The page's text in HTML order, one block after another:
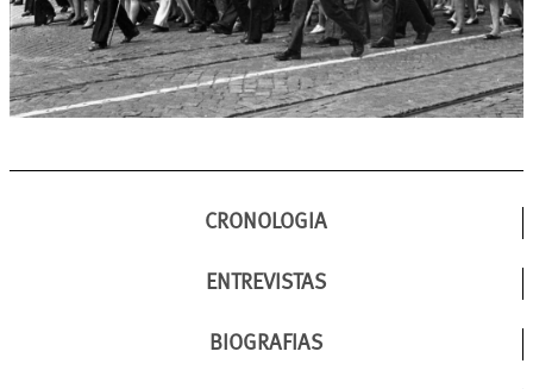
CRONOLOGIA
ENTREVISTAS
BIOGRAFIAS